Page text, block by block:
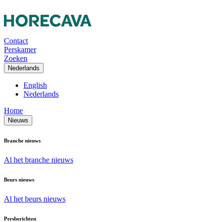
Contact
Perskamer
Zoeken
Nederlands
English
Nederlands
Home
Nieuws
Branche nieuws
Al het branche nieuws
Beurs nieuws
Al het beurs nieuws
Persberichten